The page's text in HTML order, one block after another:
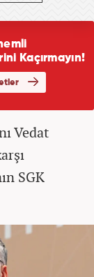
Vedat
SGK